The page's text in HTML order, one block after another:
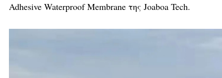
Adhesive Waterproof Membrane της Joaboa Tech.